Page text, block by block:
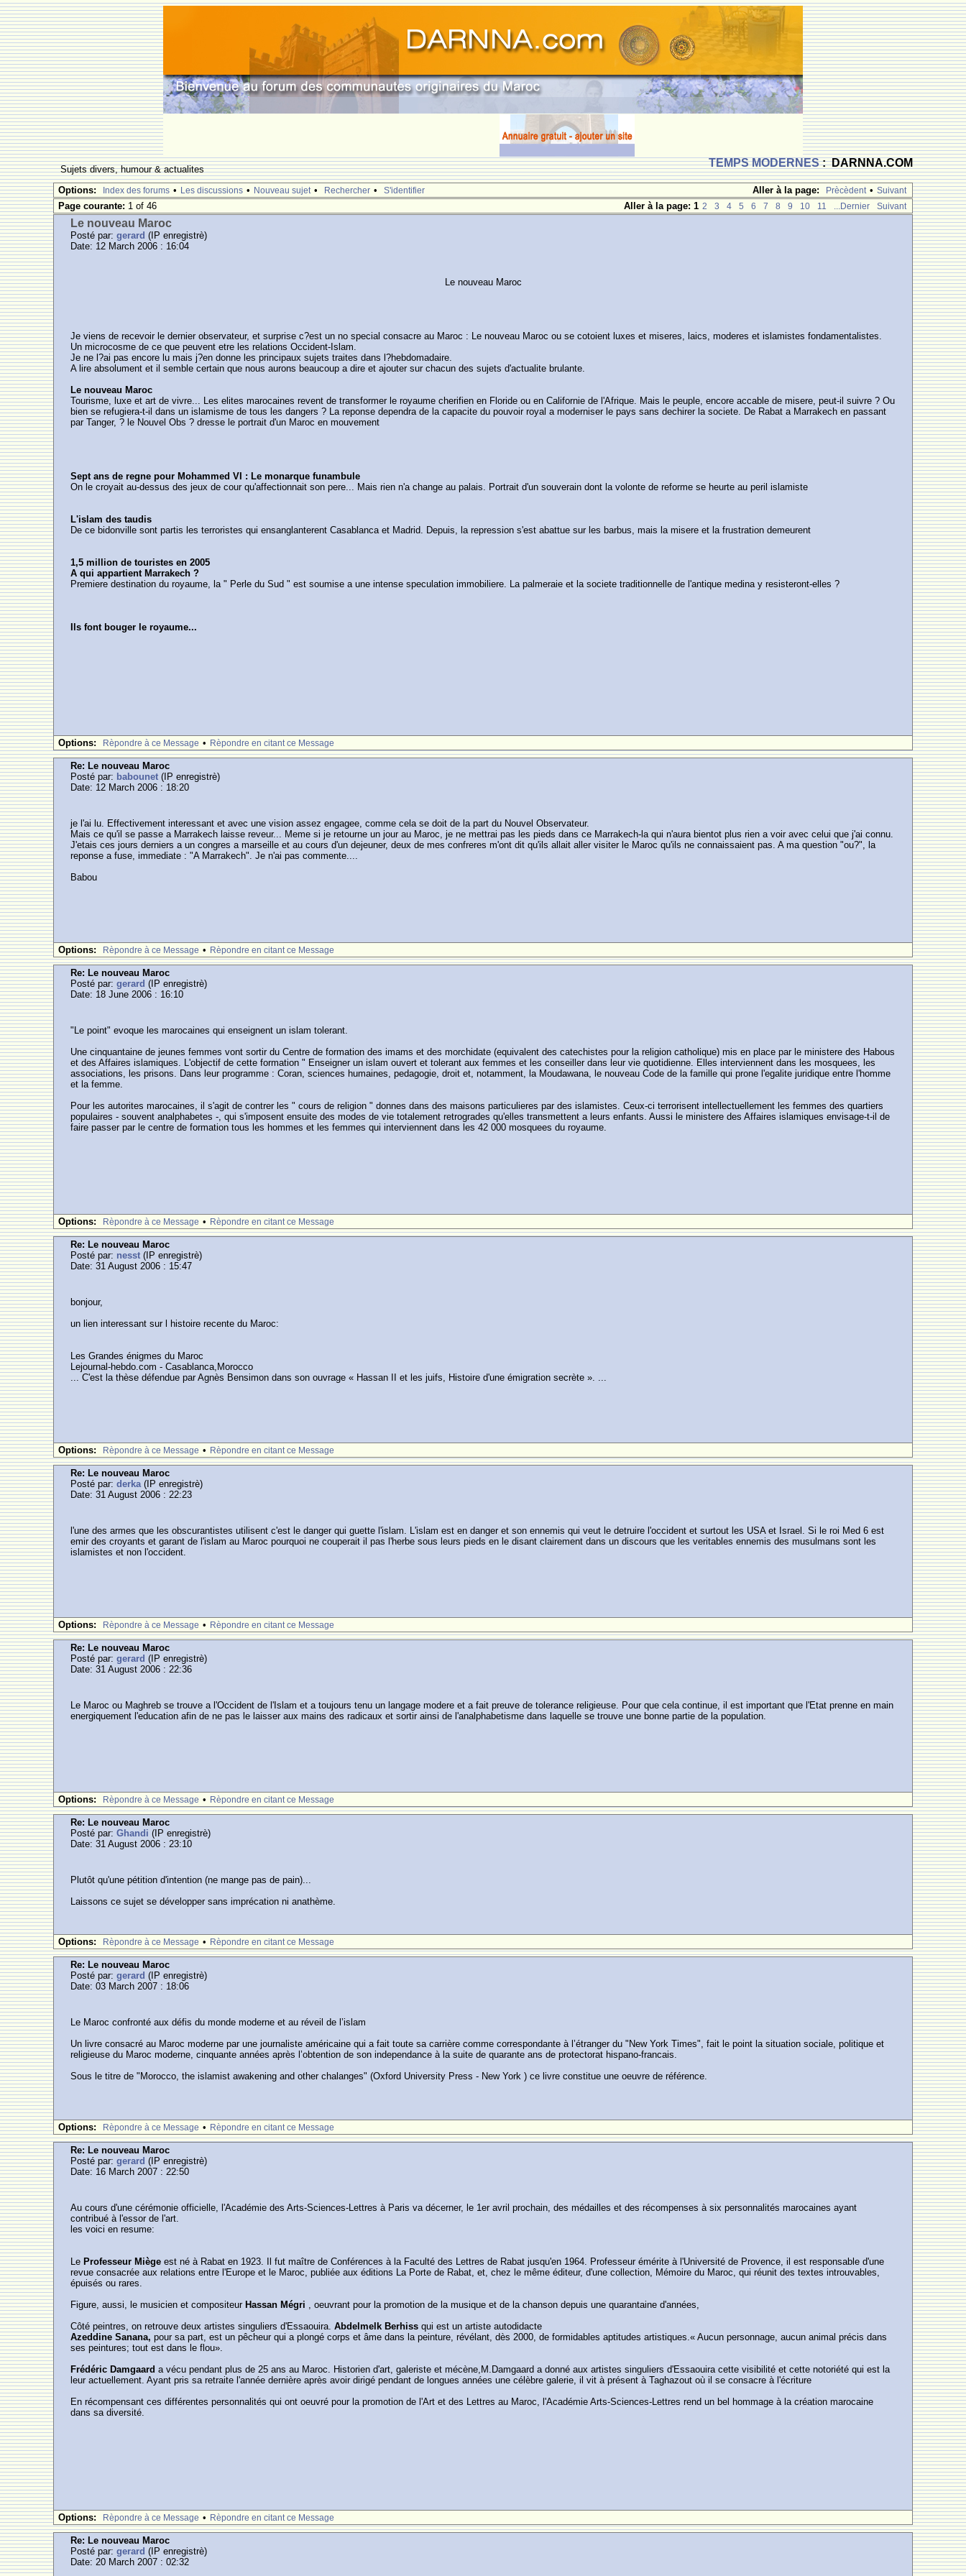
TEMPS MODERNES: DARNNA.COM
Sujets divers, humour & actualites
Aller à la page:
Prècèdent • Suivant
Options: Index des forums • Les discussions • Nouveau sujet • Rechercher • S'identifier
Aller à la page: 1 2 3 4 5 6 7 8 9 10 11 ...Dernier Suivant
Page courante: 1 of 46
Le nouveau Maroc
Posté par:gerard (IP enregistrè)
Date: 12 March 2006 : 16:04
Le nouveau Maroc
Je viens de recevoir le dernier observateur, et surprise c?est un no special consacre au Maroc : Le nouveau Maroc ou se cotoient luxes et miseres, laics, moderes et islamistes fondamentalistes.
Un microcosme de ce que peuvent etre les relations Occident-Islam.
Je ne l?ai pas encore lu mais j?en donne les principaux sujets traites dans l?hebdomadaire.
A lire absolument et il semble certain que nous aurons beaucoup a dire et ajouter sur chacun des sujets d'actualite brulante.
Le nouveau Maroc
Tourisme, luxe et art de vivre... Les elites marocaines revent de transformer le royaume cherifien en Floride ou en Californie de l'Afrique. Mais le peuple, encore accable de misere, peut-il suivre ? Ou
bien se refugiera-t-il dans un islamisme de tous les dangers ? La reponse dependra de la capacite du pouvoir royal a moderniser le pays sans dechirer la societe. De Rabat a Marrakech en passant
par Tanger, ? le Nouvel Obs ? dresse le portrait d'un Maroc en mouvement
Sept ans de regne pour Mohammed VI : Le monarque funambule
On le croyait au-dessus des jeux de cour qu'affectionnait son pere... Mais rien n'a change au palais. Portrait d'un souverain dont la volonte de reforme se heurte au peril islamiste
L'islam des taudis
De ce bidonville sont partis les terroristes qui ensanglanterent Casablanca et Madrid. Depuis, la repression s'est abattue sur les barbus, mais la misere et la frustration demeurent
1,5 million de touristes en 2005
A qui appartient Marrakech ?
Premiere destination du royaume, la " Perle du Sud " est soumise a une intense speculation immobiliere. La palmeraie et la societe traditionnelle de l'antique medina y resisteront-elles ?
Ils font bouger le royaume...
Options: Rèpondre à ce Message • Rèpondre en citant ce Message
Re: Le nouveau Maroc
Posté par: babounet (IP enregistrè)
Date: 12 March 2006 : 18:20
je l'ai lu. Effectivement interessant et avec une vision assez engagee, comme cela se doit de la part du Nouvel Observateur.
Mais ce qu'il se passe a Marrakech laisse reveur... Meme si je retourne un jour au Maroc, je ne mettrai pas les pieds dans ce Marrakech-la qui n'aura bientot plus rien a voir avec celui que j'ai connu.
J'etais ces jours derniers a un congres a marseille et au cours d'un dejeuner, deux de mes confreres m'ont dit qu'ils allait aller visiter le Maroc qu'ils ne connaissaient pas. A ma question "ou?", la
reponse a fuse, immediate : "A Marrakech". Je n'ai pas commente....
Babou
Options: Rèpondre à ce Message • Rèpondre en citant ce Message
Re: Le nouveau Maroc
Posté par:gerard (IP enregistrè)
Date: 18 June 2006 : 16:10
"Le point" evoque les marocaines qui enseignent un islam tolerant.
Une cinquantaine de jeunes femmes vont sortir du Centre de formation des imams et des morchidate (equivalent des catechistes pour la religion catholique) mis en place par le ministere des Habous
et des Affaires islamiques. L'objectif de cette formation " Enseigner un islam ouvert et tolerant aux femmes et les conseiller dans leur vie quotidienne. Elles interviennent dans les mosquees, les
associations, les prisons. Dans leur programme : Coran, sciences humaines, pedagogie, droit et, notamment, la Moudawana, le nouveau Code de la famille qui prone l'egalite juridique entre l'homme
et la femme.
Pour les autorites marocaines, il s'agit de contrer les " cours de religion " donnes dans des maisons particulieres par des islamistes. Ceux-ci terrorisent intellectuellement les femmes des quartiers
populaires - souvent analphabetes -, qui s'imposent ensuite des modes de vie totalement retrogrades qu'elles transmettent a leurs enfants. Aussi le ministere des Affaires islamiques envisage-t-il de
faire passer par le centre de formation tous les hommes et les femmes qui interviennent dans les 42 000 mosquees du royaume.
Options: Rèpondre à ce Message • Rèpondre en citant ce Message
Re: Le nouveau Maroc
Posté par: nesst (IP enregistrè)
Date: 31 August 2006 : 15:47
bonjour,
un lien interessant sur l histoire recente du Maroc:
Les Grandes énigmes du Maroc
Lejournal-hebdo.com - Casablanca,Morocco
... C'est la thèse défendue par Agnès Bensimon dans son ouvrage « Hassan II et les juifs, Histoire d'une émigration secrète ». ...
Options: Rèpondre à ce Message • Rèpondre en citant ce Message
Re: Le nouveau Maroc
Posté par:derka(IP enregistrè)
Date: 31 August 2006 : 22:23
l'une des armes que les obscurantistes utilisent c'est le danger qui guette l'islam. L'islam est en danger et son ennemis qui veut le detruire l'occident et surtout les USA et Israel. Si le roi Med 6 est
emir des croyants et garant de l'islam au Maroc pourquoi ne couperait il pas l'herbe sous leurs pieds en le disant clairement dans un discours que les veritables ennemis des musulmans sont les
islamistes et non l'occident.
Options: Rèpondre à ce Message • Rèpondre en citant ce Message
Re: Le nouveau Maroc
Posté par:gerard (IP enregistrè)
Date: 31 August 2006 : 22:36
Le Maroc ou Maghreb se trouve a l'Occident de l'Islam et a toujours tenu un langage modere et a fait preuve de tolerance religieuse. Pour que cela continue, il est important que l'Etat prenne en main
energiquement l'education afin de ne pas le laisser aux mains des radicaux et sortir ainsi de l'analphabetisme dans laquelle se trouve une bonne partie de la population.
Options: Rèpondre à ce Message • Rèpondre en citant ce Message
Re: Le nouveau Maroc
Posté par:Ghandi (IP enregistrè)
Date: 31 August 2006 : 23:10
Plutôt qu'une pétition d'intention (ne mange pas de pain)...
Laissons ce sujet se développer sans imprécation ni anathème.
Options: Rèpondre à ce Message • Rèpondre en citant ce Message
Re: Le nouveau Maroc
Posté par:gerard (IP enregistrè)
Date: 03 March 2007 : 18:06
Le Maroc confronté aux défis du monde moderne et au réveil de l’islam
Un livre consacré au Maroc moderne par une journaliste américaine qui a fait toute sa carrière comme correspondante à l’étranger du "New York Times", fait le point la situation sociale, politique et
religieuse du Maroc moderne, cinquante années après l’obtention de son independance à la suite de quarante ans de protectorat hispano-francais.
Sous le titre de "Morocco, the islamist awakening and other chalanges" (Oxford University Press - New York ) ce livre constitue une oeuvre de référence.
Options: Rèpondre à ce Message • Rèpondre en citant ce Message
Re: Le nouveau Maroc
Posté par:gerard (IP enregistrè)
Date: 16 March 2007 : 22:50
Au cours d'une cérémonie officielle, l'Académie des Arts-Sciences-Lettres à Paris va décerner, le 1er avril prochain, des médailles et des récompenses à six personnalités marocaines ayant
contribué à l'essor de l'art.
les voici en resume:
Le Professeur Miègeest né à Rabat en 1923. Il fut maître de Conférences à la Faculté des Lettres de Rabat jusqu'en 1964. Professeur émérite à l'Université de Provence, il est responsable d'une
revue consacrée aux relations entre l'Europe et le Maroc, publiée aux éditions La Porte de Rabat, et, chez le même éditeur, d'une collection, Mémoire du Maroc, qui réunit des textes introuvables,
épuisés ou rares.
Figure, aussi, le musicien et compositeurHassan Mégri , oeuvrant pour la promotion de la musique et de la chanson depuis une quarantaine d'années,
Côté peintres, on retrouve deux artistes singuliers d'Essaouira.Abdelmelk Berhiss qui est un artiste autodidacte
Azeddine Sanana, pour sa part, est un pêcheur qui a plongé corps et âme dans la peinture, révélant, dès 2000, de formidables aptitudes artistiques.« Aucun personnage, aucun animal précis dans
ses peintures; tout est dans le flou».
Frédéric Damgaarda vécu pendant plus de 25 ans au Maroc. Historien d'art, galeriste et mécène,M.Damgaard a donné aux artistes singuliers d'Essaouira cette visibilité et cette notoriété qui est la
leur actuellement. Ayant pris sa retraite l'année dernière après avoir dirigé pendant de longues années une célèbre galerie, il vit à présent à Taghazout où il se consacre à l'écriture
En récompensant ces différentes personnalités qui ont oeuvré pour la promotion de l'Art et des Lettres au Maroc, l'Académie Arts-Sciences-Lettres rend un bel hommage à la création marocaine
dans sa diversité.
Options: Rèpondre à ce Message • Rèpondre en citant ce Message
Re: Le nouveau Maroc
Posté par:gerard (IP enregistrè)
Date: 20 March 2007 : 02:32